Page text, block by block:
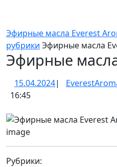
Эфирные масла Everest
рубрики Эфирные масла
Эфирные
15.04.202415.04.2024
|
16:45
Рубрики: